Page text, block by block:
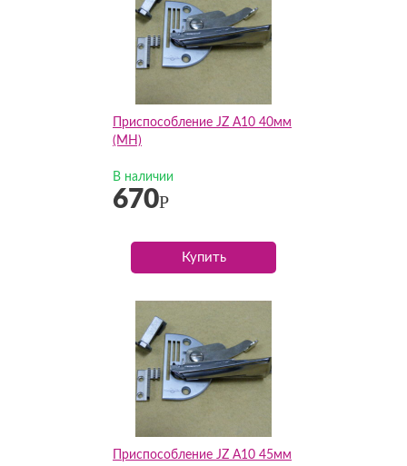
Приспособление JZ А10 40мм
(MH)
В наличии
670Р
Купить
Приспособление JZ А10 45мм